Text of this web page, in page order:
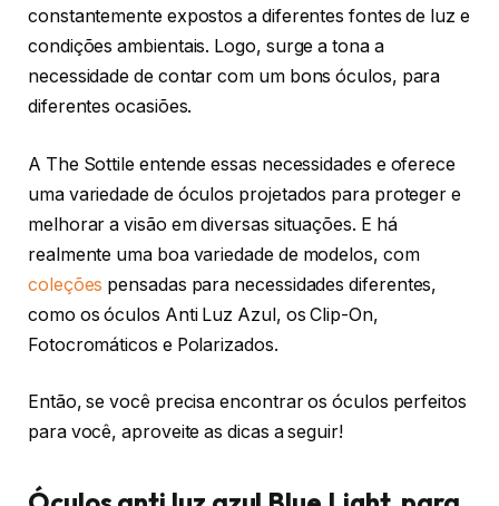
constantemente expostos a diferentes fontes de luz e
condições ambientais. Logo, surge a tona a
necessidade de contar com um bons óculos, para
diferentes ocasiões.
A The Sottile entende essas necessidades e oferece
uma variedade de óculos projetados para proteger e
melhorar a visão em diversas situações. E há
realmente uma boa variedade de modelos, com
coleções pensadas para necessidades diferentes,
como os óculos Anti Luz Azul, os Clip-On,
Fotocromáticos e Polarizados.
Então, se você precisa encontrar os óculos perfeitos
para você, aproveite as dicas a seguir!